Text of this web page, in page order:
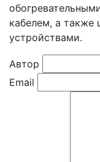
кабелем, а также
устройствами.
Автор
Email